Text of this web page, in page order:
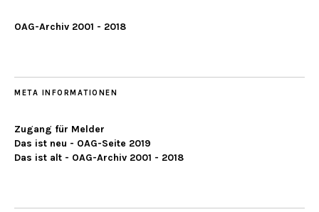
OAG-Archiv 2001 - 2018
META INFORMATIONEN
Zugang für Melder
Das ist neu - OAG-Seite 2019
Das ist alt - OAG-Archiv 2001 - 2018